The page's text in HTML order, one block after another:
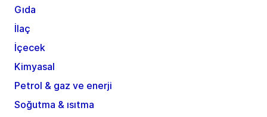
Gıda
İlaç
İçecek
Kimyasal
Petrol & gaz ve enerji
Soğutma & ısıtma